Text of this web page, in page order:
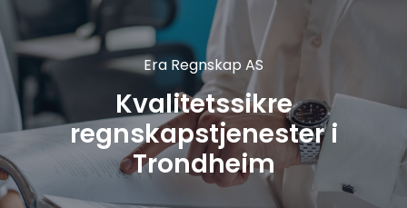
Era Regnskap AS
Kvalitetssikre
regnskapstjenester i
Trondheim